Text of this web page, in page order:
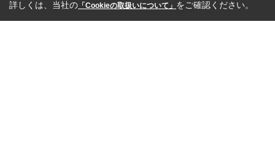
詳しくは、当社の 「Cookieの取扱いについて」 をご確認ください。